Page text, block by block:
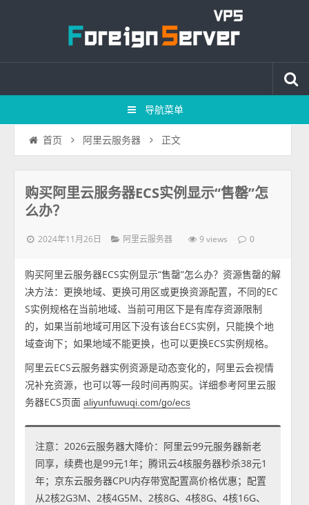
导航菜单
首页 阿里云服务器 正文
购买阿里云服务器ECS实例显示“售罄”怎
么办？
2024年11月26日 阿里云服务器 9 views 0
购买阿里云服务器ECS实例显示“售罄”怎么办？资源售罄的解
决方法：更换地域、更换可用区或更换资源配置，不同的EC
S实例规格在当前地域、当前可用区下是有库存资源限制
的，如果当前地域可用区下没有该台ECS实例，只能换个地
域查询下；如果地域不能更换，也可以更换ECS实例规格。
阿里云ECS云服务器实例资源是动态变化的，阿里云会视情
况补充资源，也可以等一段时间再购买。详细参考阿里云服
务器ECS页面aliyunfuwuqi.com/go/ecs
注意：2026云服务器大降价：阿里云99元服务器新老
同享，续费也是99元1年；腾讯云4核服务器秒杀38元1
年；京东云服务器CPU内存带宽配置高价格优惠；配置
从2核2G3M、2核4G5M、2核8G、4核8G、4核16G、